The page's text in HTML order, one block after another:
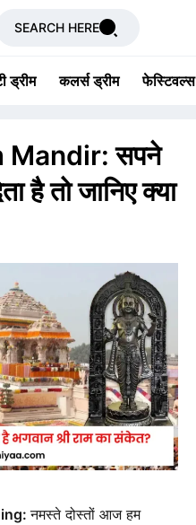
SEARCH HERE
ड्रीम कलर्स ड्रीम फेस्टिवल्स
Mandir: सपने
है तो जानिए क्या
नमस्ते दोस्तों आज हम